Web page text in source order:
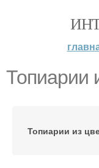
Топиарии
Топиарии из